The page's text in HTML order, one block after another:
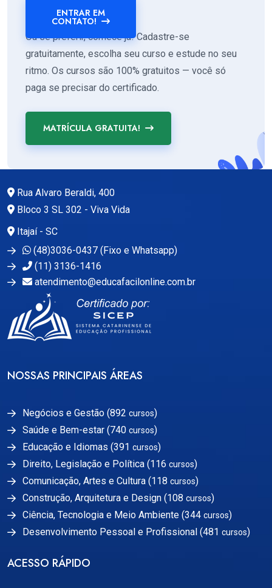
ENTRAR EM
CONTATO!
Ou se preferir, comece já! Cadastre-se
gratuitamente, escolha seu curso e estude no seu
ritmo. Os cursos são 100% gratuitos — você só
paga se precisar do certificado.
MATRÍCULA GRATUITA!
Rua Alvaro Beraldi, 400
Bloco 3 SL 302 - Viva Vida
Itajaí - SC
(48)3036-0437 (Fixo e Whatsapp)
(11) 3136-1416
atendimento@educafacilonline.com.br
NOSSAS PRINCIPAIS ÁREAS
Negócios e Gestão (892 cursos)
Saúde e Bem-estar (740 cursos)
Educação e Idiomas (391 cursos)
Direito, Legislação e Política (116 cursos)
Comunicação, Artes e Cultura (118 cursos)
Construção, Arquitetura e Design (108 cursos)
Ciência, Tecnologia e Meio Ambiente (344 cursos)
Desenvolvimento Pessoal e Profissional (481 cursos)
ACESSO RÁPIDO